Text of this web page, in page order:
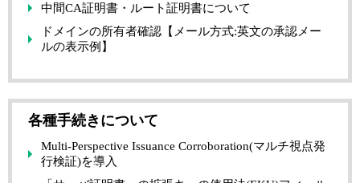
中間CA証明書・ルート証明書について
ドメインの所有者確認【メール方式:英文の承認メー
ルの表示例】
各種手続きについて
Multi-Perspective Issuance Corroboration(マルチ視点発
行検証)を導入